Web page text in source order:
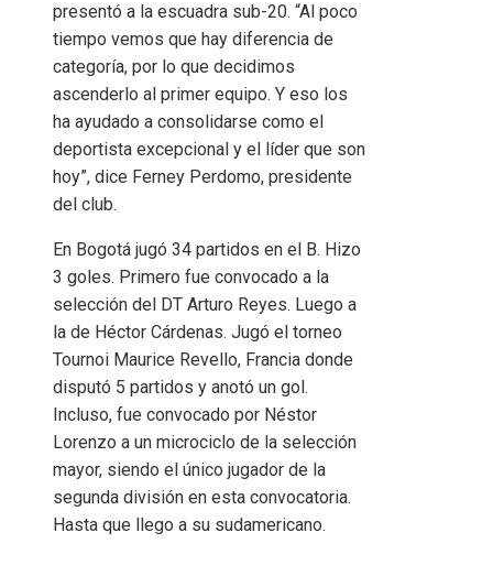
presentó a la escuadra sub-20. “Al poco
tiempo vemos que hay diferencia de
categoría, por lo que decidimos
ascenderlo al primer equipo. Y eso los
ha ayudado a consolidarse como el
deportista excepcional y el líder que son
hoy”, dice Ferney Perdomo, presidente
del club.
En Bogotá jugó 34 partidos en el B. Hizo
3 goles. Primero fue convocado a la
selección del DT Arturo Reyes. Luego a
la de Héctor Cárdenas. Jugó el torneo
Tournoi Maurice Revello, Francia donde
disputó 5 partidos y anotó un gol.
Incluso, fue convocado por Néstor
Lorenzo a un microciclo de la selección
mayor, siendo el único jugador de la
segunda división en esta convocatoria.
Hasta que llego a su sudamericano.